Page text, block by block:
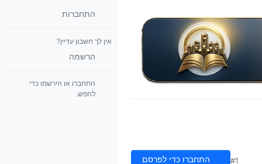
#1
התחברו כדי לפרסם
התחברות
אין לך חשבון עדיין?
הרשמה
התחברו או הירשמו כדי
לחפש.